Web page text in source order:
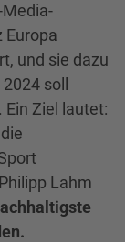
Europa
und sie dazu
soll
Ziel lautet:
Lahm